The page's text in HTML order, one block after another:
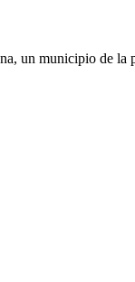
un municipio de